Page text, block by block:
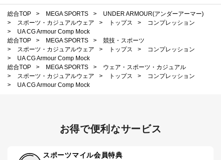
総合TOP > MEGA SPORTS >
UNDER ARMOUR(アンダーアーマー)
>
スポーツ・カジュアルウェア > トップス >
コンプレッション
>
UA CG Armour Comp Mock
総合TOP
> MEGA SPORTS >
競技・スポーツ
>
スポーツ・カジュアルウェア > トップス >
コンプレッション
>
UA CG Armour Comp Mock
総合TOP
> MEGA SPORTS >
ウェア・スポーツ・カジュアル
>
スポーツ・カジュアルウェア > トップス >
コンプレッション
>
UA CG Armour Comp Mock
お得で便利なサービス
スポーツマイル会員特典